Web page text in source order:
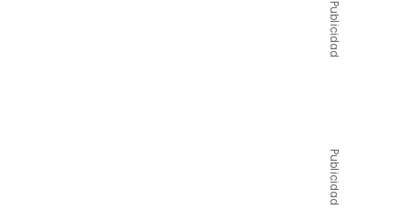
Publicidad
Publicidad